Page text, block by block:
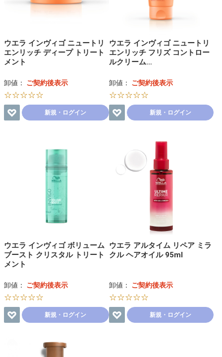
ウエラ インヴィゴ ニュートリ
エンリッチ ディープ トリート
メント
卸値： ご契約後表示
☆☆☆☆☆
新規・ログイン
ウエラ インヴィゴ ニュートリ
エンリッチ フリズ コントロー
ルクリーム…
卸値： ご契約後表示
☆☆☆☆☆
新規・ログイン
ウエラ インヴィゴ ボリューム
ブースト クリスタル トリート
メント
卸値： ご契約後表示
☆☆☆☆☆
新規・ログイン
ウエラ アルタイム リペア ミラ
クル ヘアオイル 95ml
卸値： ご契約後表示
☆☆☆☆☆
新規・ログイン